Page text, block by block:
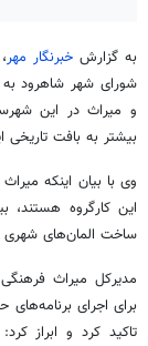
به گزارش خبرنگار مهر
شورای شهر شاهرود به
و میراث در این
بیشتر به بافت
وی با بیان اینکه
این کارگروه هستند،
ساخت المان‌های شهری
مدیرکل میراث
برای اجرای
تاکید کرد و ابراز